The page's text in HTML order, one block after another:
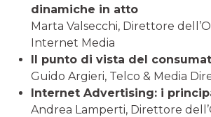
dinamiche in atto
Marta Valsecchi, Direttore
Internet Media
Il punto di vista del
Guido Argieri, Telco & Media
Internet Advertising: i
Andrea Lamperti, Direttore